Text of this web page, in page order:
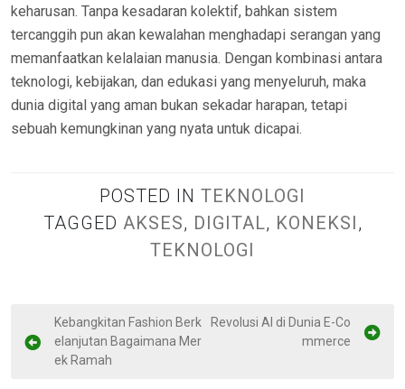
keharusan. Tanpa kesadaran kolektif, bahkan sistem
tercanggih pun akan kewalahan menghadapi serangan yang
memanfaatkan kelalaian manusia. Dengan kombinasi antara
teknologi, kebijakan, dan edukasi yang menyeluruh, maka
dunia digital yang aman bukan sekadar harapan, tetapi
sebuah kemungkinan yang nyata untuk dicapai.
POSTED IN TEKNOLOGI
TAGGED AKSES, DIGITAL, KONEKSI ,
TEKNOLOGI
N
a
Kebangkitan Fashion Berk
elanjutan Bagaimana Mer
ek Ramah
Revolusi AI di Dunia E-Co
mmerce